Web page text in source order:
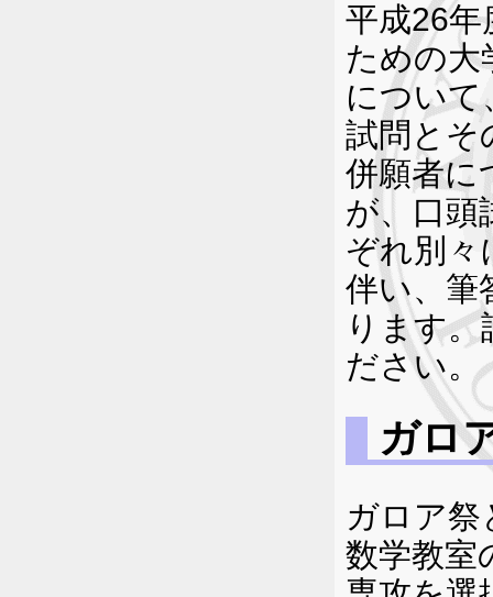
平成26年
ための大
について
試問とそ
併願者に
が、口頭
ぞれ別々
伴い、筆
ります
ださい。
ガロ
ガロア祭
数学教室